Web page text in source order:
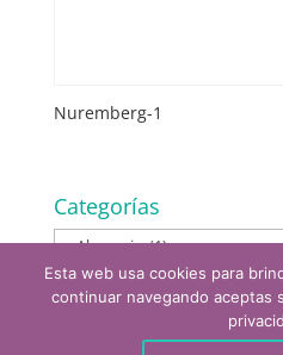
Nuremberg-1
Categorías
Esta web usa cookies para
continuar navegando aceptas